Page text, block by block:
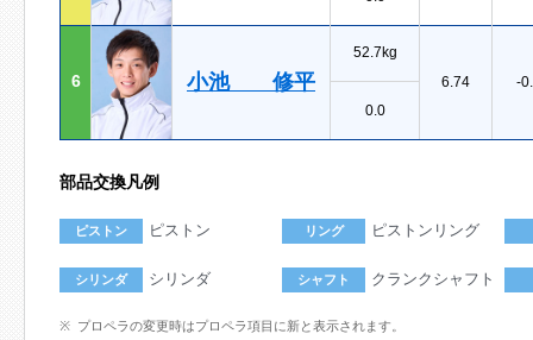
6 小池 修平
52.7kg
6.74
-
0.0
部品交換凡例
ピストン ピストン リング ピストンリング
シリンダ シリンダ シャフト クランクシャフト
プロペラの変更時はプロペラ項目に新と表示されます。